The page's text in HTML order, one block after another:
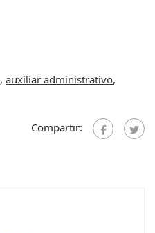
,auxiliar administrativo,
Compartir: